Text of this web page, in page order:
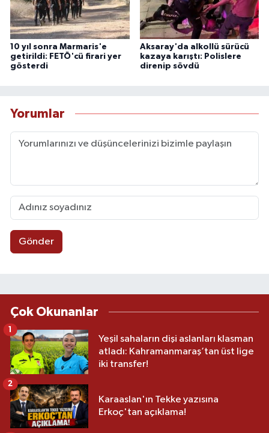
10 yıl sonra Marmaris'e
getirildi: FETÖ'cü firari yer
gösterdi
Aksaray'da alkollü sürücü
kazaya karıştı: Polislere
direnip sövdü
Yorumlar
Gönder
Çok Okunanlar
Yeşil sahaların dişi aslanları klasman
atladı: Kahramanmaraş’tan üst lige
iki transfer!
1
Karaaslan'ın Tekke yazısına
Erkoç'tan açıklama!
2